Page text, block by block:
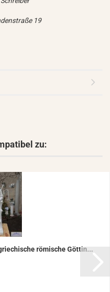
19
zu:
rö­mi­sche Göt­tin...